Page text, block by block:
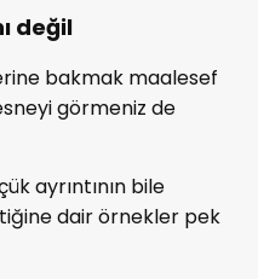
değil
bakmak maalesef
görmeniz de
ayrıntının bile
dair örnekler pek